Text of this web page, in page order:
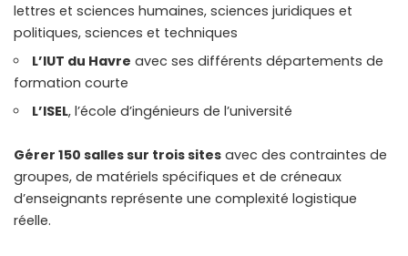
lettres et sciences humaines, sciences juridiques et
politiques, sciences et techniques
L’IUT du Havre avec ses différents départements de
formation courte
L’ISEL, l’école d’ingénieurs de l’université
Gérer 150 salles sur trois sites avec des contraintes de
groupes, de matériels spécifiques et de créneaux
d’enseignants représente une complexité logistique
réelle.